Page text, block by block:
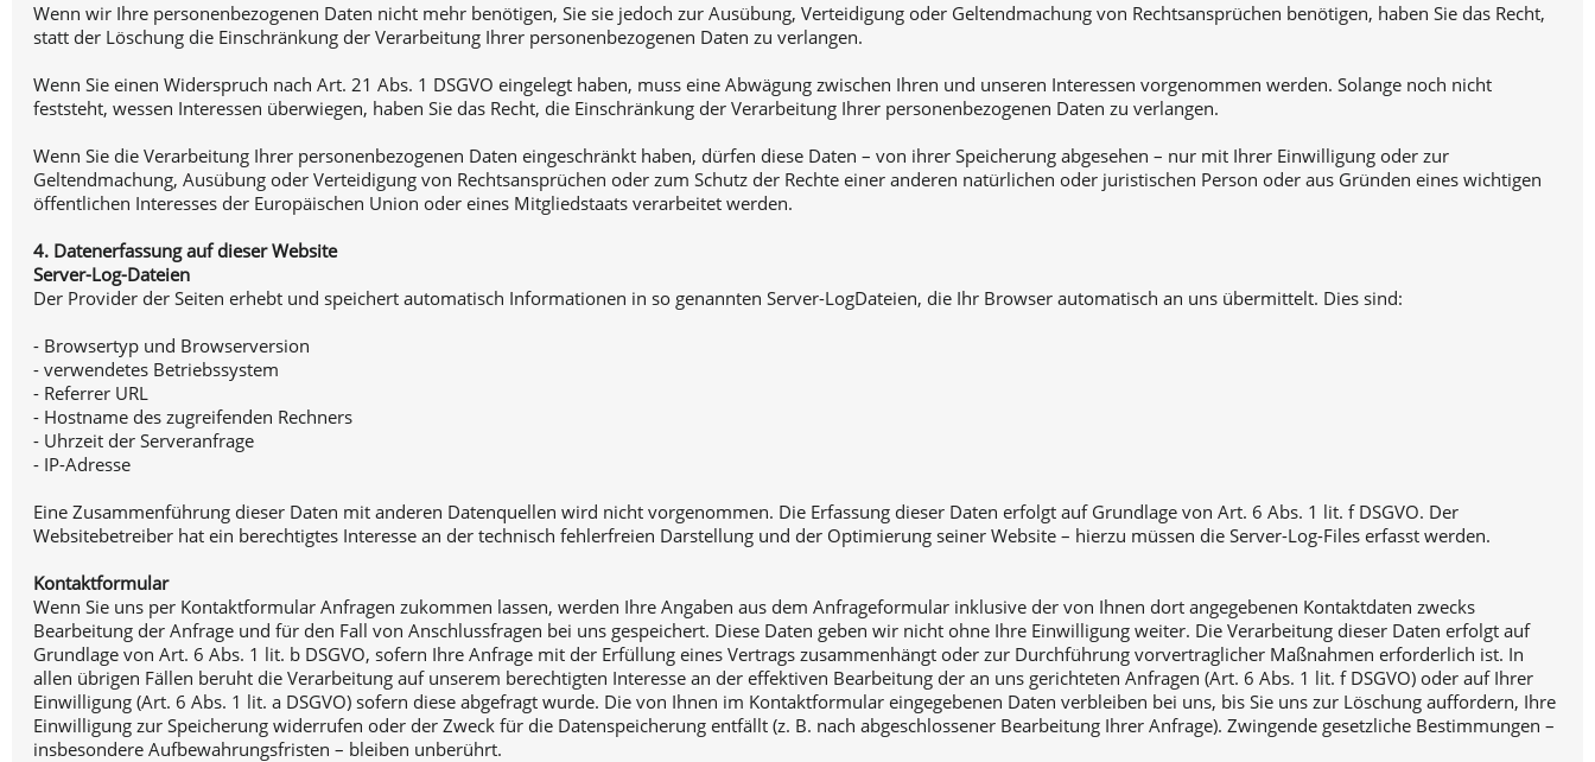
Wenn wir Ihre personenbezogenen Daten nicht mehr benötigen, Sie sie jedoch zur Ausübung, Verteidigung oder Geltendmachung von Rechtsansprüchen benötigen, haben Sie das Recht,
statt der Löschung die Einschränkung der Verarbeitung Ihrer personenbezogenen Daten zu verlangen.
Wenn Sie einen Widerspruch nach Art. 21 Abs. 1 DSGVO eingelegt haben, muss eine Abwägung zwischen Ihren und unseren Interessen vorgenommen werden. Solange noch nicht
feststeht, wessen Interessen überwiegen, haben Sie das Recht, die Einschränkung der Verarbeitung Ihrer personenbezogenen Daten zu verlangen.
Wenn Sie die Verarbeitung Ihrer personenbezogenen Daten eingeschränkt haben, dürfen diese Daten – von ihrer Speicherung abgesehen – nur mit Ihrer Einwilligung oder zur
Geltendmachung, Ausübung oder Verteidigung von Rechtsansprüchen oder zum Schutz der Rechte einer anderen natürlichen oder juristischen Person oder aus Gründen eines wichtigen
öffentlichen Interesses der Europäischen Union oder eines Mitgliedstaats verarbeitet werden.
4. Datenerfassung auf dieser Website
Server-Log-Dateien
Der Provider der Seiten erhebt und speichert automatisch Informationen in so genannten Server-LogDateien, die Ihr Browser automatisch an uns übermittelt. Dies sind:
- Browsertyp und Browserversion
- verwendetes Betriebssystem
- Referrer URL
- Hostname des zugreifenden Rechners
- Uhrzeit der Serveranfrage
- IP-Adresse
Eine Zusammenführung dieser Daten mit anderen Datenquellen wird nicht vorgenommen. Die Erfassung dieser Daten erfolgt auf Grundlage von Art. 6 Abs. 1 lit. f DSGVO. Der
Websitebetreiber hat ein berechtigtes Interesse an der technisch fehlerfreien Darstellung und der Optimierung seiner Website – hierzu müssen die Server-Log-Files erfasst werden.
Kontaktformular
Wenn Sie uns per Kontaktformular Anfragen zukommen lassen, werden Ihre Angaben aus dem Anfrageformular inklusive der von Ihnen dort angegebenen Kontaktdaten zwecks
Bearbeitung der Anfrage und für den Fall von Anschlussfragen bei uns gespeichert. Diese Daten geben wir nicht ohne Ihre Einwilligung weiter. Die Verarbeitung dieser Daten erfolgt auf
Grundlage von Art. 6 Abs. 1 lit. b DSGVO, sofern Ihre Anfrage mit der Erfüllung eines Vertrags zusammenhängt oder zur Durchführung vorvertraglicher Maßnahmen erforderlich ist. In
allen übrigen Fällen beruht die Verarbeitung auf unserem berechtigten Interesse an der effektiven Bearbeitung der an uns gerichteten Anfragen (Art. 6 Abs. 1 lit. f DSGVO) oder auf Ihrer
Einwilligung (Art. 6 Abs. 1 lit. a DSGVO) sofern diese abgefragt wurde. Die von Ihnen im Kontaktformular eingegebenen Daten verbleiben bei uns, bis Sie uns zur Löschung auffordern, Ihre
Einwilligung zur Speicherung widerrufen oder der Zweck für die Datenspeicherung entfällt (z. B. nach abgeschlossener Bearbeitung Ihrer Anfrage). Zwingende gesetzliche Bestimmungen –
insbesondere Aufbewahrungsfristen – bleiben unberührt.